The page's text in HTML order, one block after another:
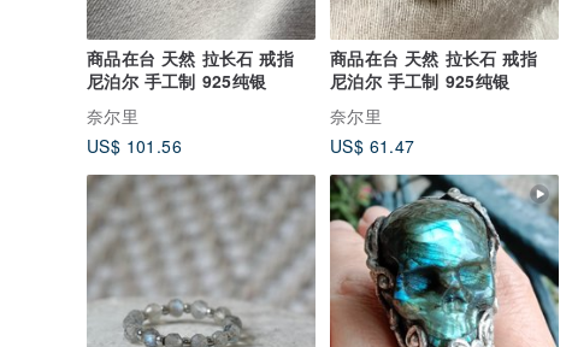
商品在台 天然 拉长石 戒指
尼泊尔 手工制 925纯银
奈尔里
US$ 101.56
商品在台 天然 拉长石 戒指
尼泊尔 手工制 925纯银
奈尔里
US$ 61.47